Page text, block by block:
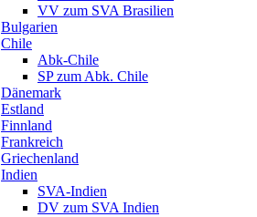
VV zum SVA Brasilien
Bulgarien
Chile
Abk-Chile
SP zum Abk. Chile
Dänemark
Estland
Finnland
Frankreich
Griechenland
Indien
SVA-Indien
DV zum SVA Indien